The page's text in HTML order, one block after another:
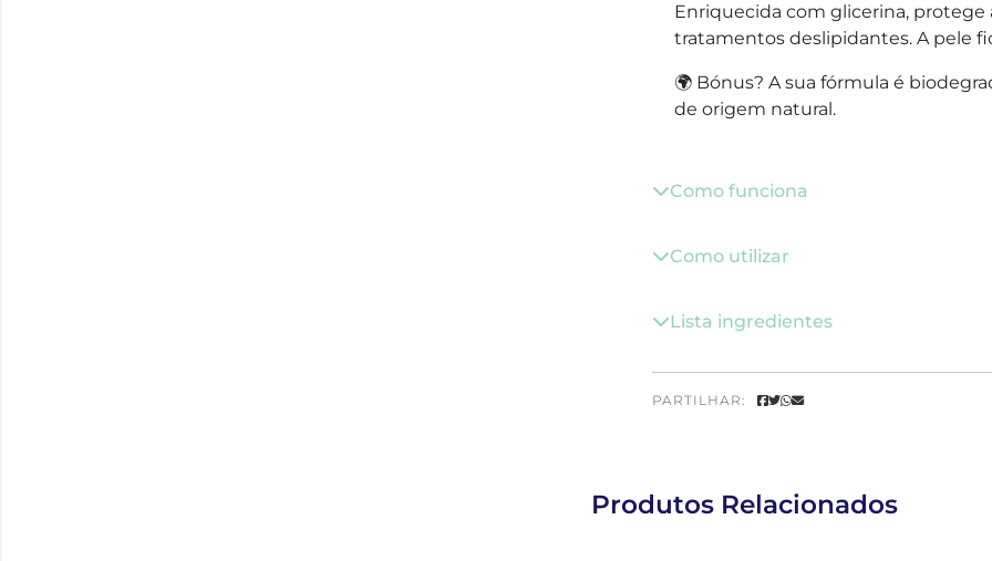
Enriquecida com glicerina, protege
tratamentos deslipidantes. A pele
🌍 Bónus? A sua fórmula é
de origem natural.
Como funciona
Como utilizar
Lista ingredientes
PARTILHAR:
Produtos Relacionados